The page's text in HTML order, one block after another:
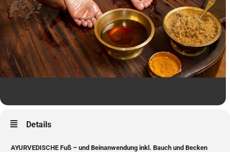
Details
AYURVEDISCHE Fuß – und Beinanwendung inkl. Bauch und Becken